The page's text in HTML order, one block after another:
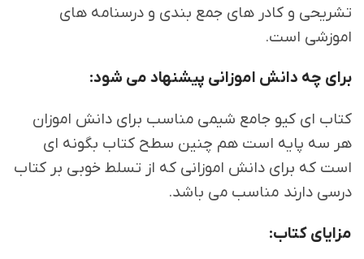
تشریحی و کادر های جمع بندی و درسنامه های
اموزشی است.
برای چه دانش اموزانی پیشنهاد می شود:
کتاب ای کیو جامع شیمی مناسب برای دانش اموزان
هر سه پایه است هم چنین سطح کتاب بگونه ای
است که برای دانش اموزانی که از تسلط خوبی بر کتاب
درسی دارند مناسب می باشد.
مزایای کتاب: